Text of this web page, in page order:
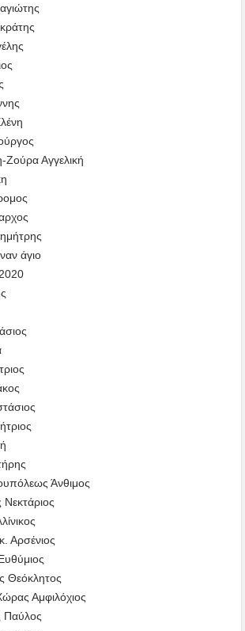
Ζούρα Αγγελική
άγιο
Άνθιμος
Αρσένιος
Θεόκλητος
Αμφιλόχιος
Παύλος